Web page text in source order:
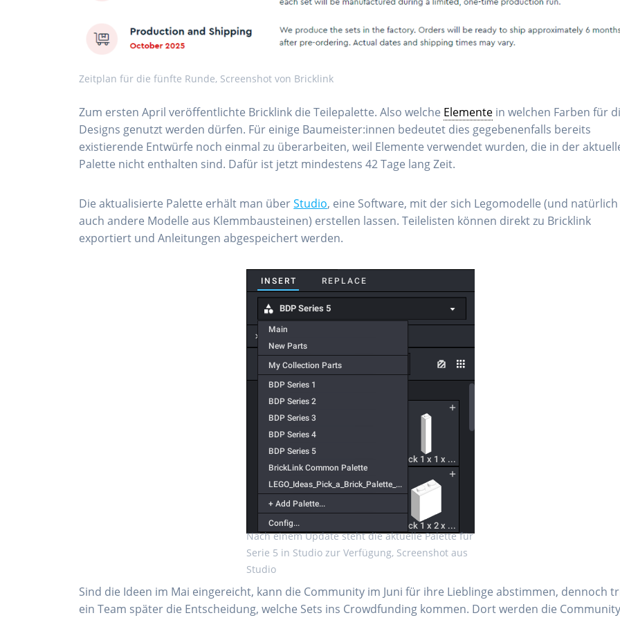
Zeitplan für die fünfte Runde, Screenshot von Bricklink
Zum ersten April veröffentlichte Bricklink die Teilepalette. Also welche Elemente in welchen Farben für
Designs genutzt werden dürfen. Für einige Baumeister:innen bedeutet dies gegebenenfalls bereits
existierende Entwürfe noch einmal zu überarbeiten, weil Elemente verwendet wurden, die in der
Palette nicht enthalten sind. Dafür ist jetzt mindestens 42 Tage lang Zeit.
Die aktualisierte Palette erhält man überStudio, eine Software, mit der sich Legomodelle (und natürlich
auch andere Modelle aus Klemmbausteinen) erstellen lassen. Teilelisten können direkt zu Bricklink
exportiert und Anleitungen abgespeichert werden.
Nach einem Update steht die aktuelle Palette für
Serie 5 in Studio zur Verfügung, Screenshot aus
Studio
Sind die Ideen im Mai eingereicht, kann die Community im Juni für ihre Lieblinge abstimmen, dennoch
ein Team später die Entscheidung, welche Sets ins Crowdfunding kommen. Dort werden die Community